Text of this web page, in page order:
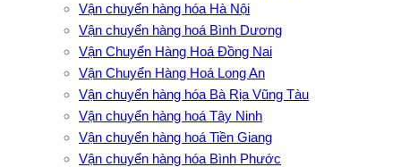
Vận chuyển hàng hóa Hà Nội
Vận chuyển hàng hoá Bình Dương
Vận Chuyển Hàng Hoá Đồng Nai
Vận Chuyển Hàng Hoá Long An
Vận chuyển hàng hóa Bà Rịa Vũng Tàu
Vận chuyển hàng hoá Tây Ninh
Vận chuyển hàng hoá Tiền Giang
Vận chuyển hàng hóa Bình Phước